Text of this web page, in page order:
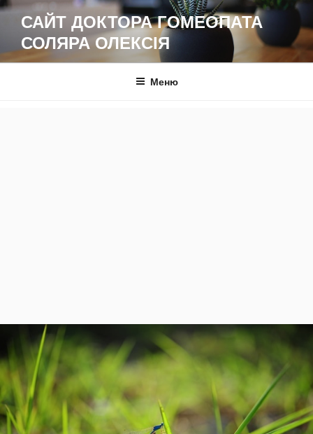
Перейти
вмісту
САЙТ ДОКТОРА ГОМЕОПАТА
СОЛЯРА ОЛЕКСІЯ
Меню